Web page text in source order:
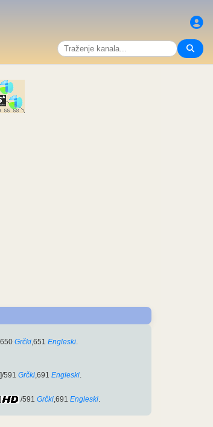
Grčki,651 Engleski.
591 Grčki,691 Engleski.
/591 Grčki,691 Engleski.